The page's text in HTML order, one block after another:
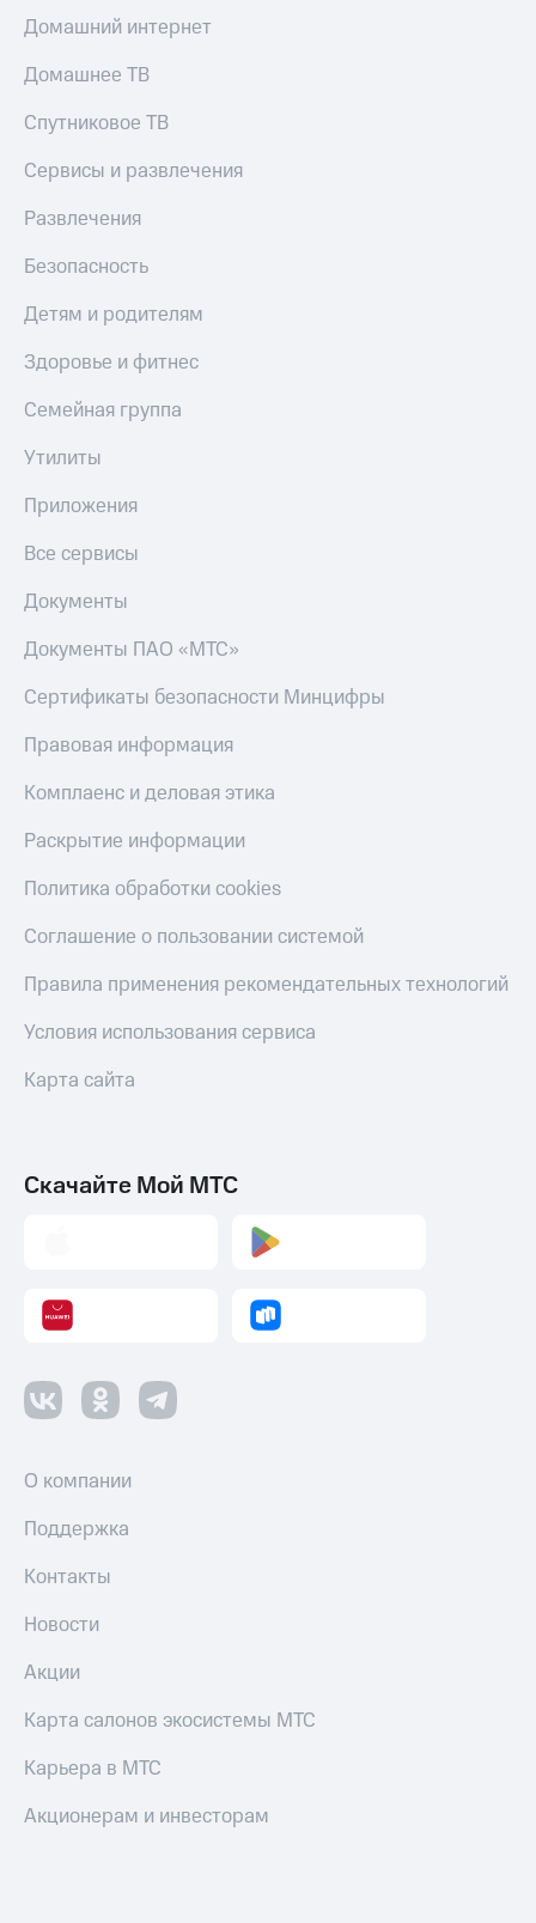
Домашний интернет
Домашнее ТВ
Спутниковое ТВ
Сервисы и развлечения
Развлечения
Безопасность
Детям и родителям
Здоровье и фитнес
Семейная группа
Утилиты
Приложения
Все сервисы
Документы
Документы ПАО «МТС»
Сертификаты безопасности Минцифры
Правовая информация
Комплаенс и деловая этика
Раскрытие информации
Политика обработки cookies
Соглашение о пользовании системой
Правила применения рекомендательных технологий
Условия использования сервиса
Карта сайта
Скачайте Мой МТС
О компании
Поддержка
Контакты
Новости
Акции
Карта салонов экосистемы МТС
Карьера в МТС
Акционерам и инвесторам